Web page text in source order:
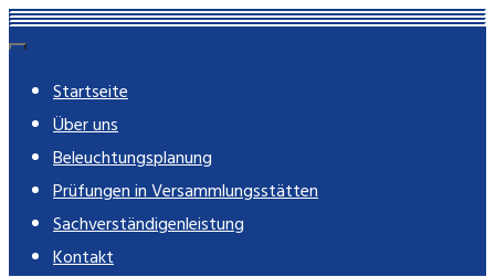
Skip
content
rose-imming.de
Ingenieur-Partnerschaft mbB – beratende Ingenieure
Startseite
Über uns
Beleuchtungsplanung
Prüfungen in Versammlungsstätten
Sachverständigenleistung
Kontakt